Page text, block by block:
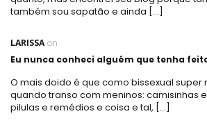
também sou sapatão e ainda […]
LARISSAon
Eu nunca conheci alguém que tenha
O mais doido é que como bissexual super
quando transo com meninos: camisinhas
pilulas e remédios e coisa e tal, […]